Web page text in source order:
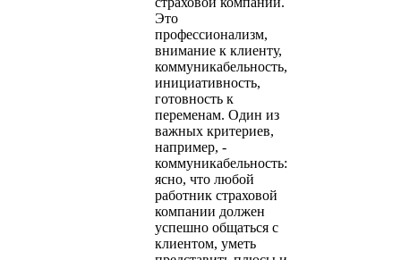
Это
профессионализм,
внимание к клиенту,
коммуникабельность,
инициативность,
готовность к
переменам. Один из
важных критериев,
например, -
коммуникабельность:
ясно, что любой
работник страховой
компании должен
успешно общаться с
клиентом, уметь